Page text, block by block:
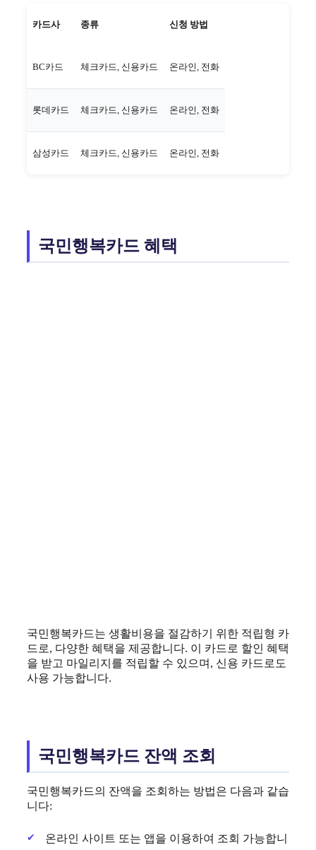
카드사 종류 신청 방법
BC카드 체크카드, 신용카드 온라인, 전화
롯데카드 체크카드, 신용카드 온라인, 전화
삼성카드 체크카드, 신용카드 온라인, 전화
국민행복카드 혜택
국민행복카드는 생활비용을 절감하기 위한 적립형 카
드로, 다양한 혜택을 제공합니다. 이 카드로 할인 혜택
을 받고 마일리지를 적립할 수 있으며, 신용 카드로도
사용 가능합니다.
국민행복카드 잔액 조회
국민행복카드의 잔액을 조회하는 방법은 다음과 같습
니다:
온라인 사이트 또는 앱을 이용하여 조회 가능합니